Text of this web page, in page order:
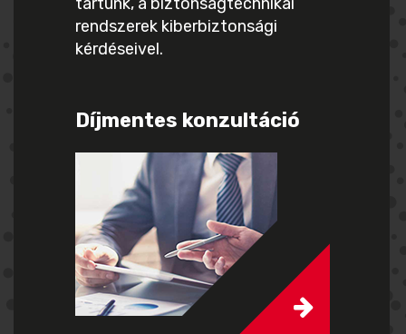
rendszerek kiberbiztonsági
kérdéseivel.
Díjmentes konzultáció